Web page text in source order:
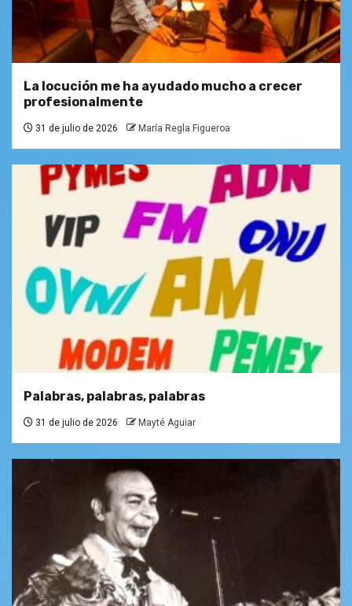
La locución me ha ayudado mucho a crecer
profesionalmente
31 de julio de 2026 María Regla Figueroa
Palabras, palabras, palabras
31 de julio de 2026 Mayté Aguiar